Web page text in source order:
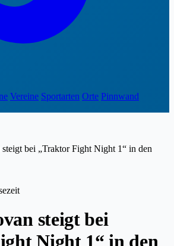
Vereine Sportarten Orte Pinnwand
bei „Traktor Fight Night 1“ in den
steigt bei
Night 1“ in den